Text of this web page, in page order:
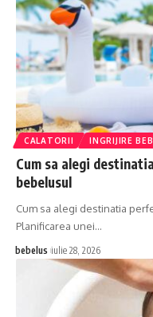
CALATORII INGRIJIRE
Cum sa alegi
bebelusul
Cum sa alegi destinatia
Planificarea unei…
bebelus iulie 28, 2026